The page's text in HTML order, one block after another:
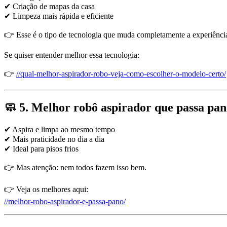
✔ Criação de mapas da casa
✔ Limpeza mais rápida e eficiente
👉 Esse é o tipo de tecnologia que muda completamente a
Se quiser entender melhor essa tecnologia:
👉 //qual-melhor-aspirador-robo-veja-como-escolher-o-modelo-certo/
🧼 5. Melhor robô aspirador que passa
✔ Aspira e limpa ao mesmo tempo
✔ Mais praticidade no dia a dia
✔ Ideal para pisos frios
👉 Mas atenção: nem todos fazem isso bem.
👉 Veja os melhores aqui:
//melhor-robo-aspirador-e-passa-pano/